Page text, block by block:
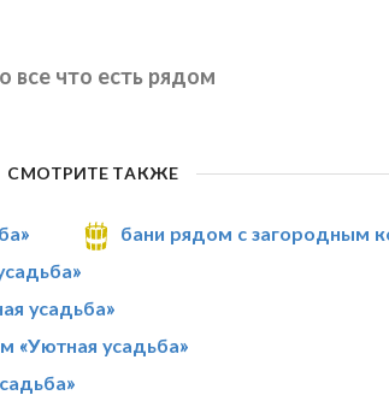
все что есть рядом
СМОТРИТЕ ТАКЖЕ
бани рядом с загородным
усадьба»
«Уютная усадьба»